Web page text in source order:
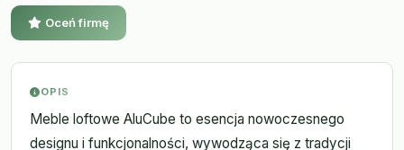
Oceń firmę
OPIS
Meble loftowe AluCube to esencja nowoczesnego
designu i funkcjonalności, wywodząca się z tradycji